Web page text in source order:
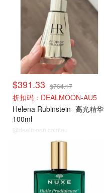
$391.33 $764.17
折扣码：DEALMOON-AU5
Helena Rubinstein 高光精华
100ml
@dealmoon.com.au